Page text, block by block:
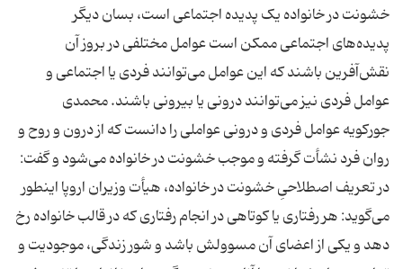
خشونت در خانواده یک پدیده اجتماعی است، بسان دیگر
پدیده‌های اجتماعی ممکن است عوامل مختلفی در بروز آن
نقش‌آفرین باشند که این عوامل می‌توانند فردی یا اجتماعی و
عوامل فردی نیز می‌توانند درونی یا بیرونی باشند. محمدی
جورکویه عوامل فردی و درونی عواملی را دانست که از درون و روح و
روان فرد نشأت گرفته و موجب خشونت در خانواده می‌شود و گفت:
در تعریف اصطلاحیِ خشونت در خانواده، هیأت وزیران اروپا اینطور
می‌گوید: هر رفتاری یا کوتاهی در انجام رفتاری که در قالب خانواده رخ
دهد و یکی از اعضای آن مسوولش باشد و شور زندگی، موجودیت و